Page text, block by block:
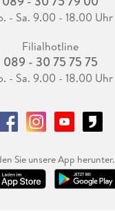
- Sa. 9.00 - 18.00 Uhr
Filialhotline
089 - 30 75 75 75
- Sa. 9.00 - 18.00 Uhr
Sie unsere App herunter.